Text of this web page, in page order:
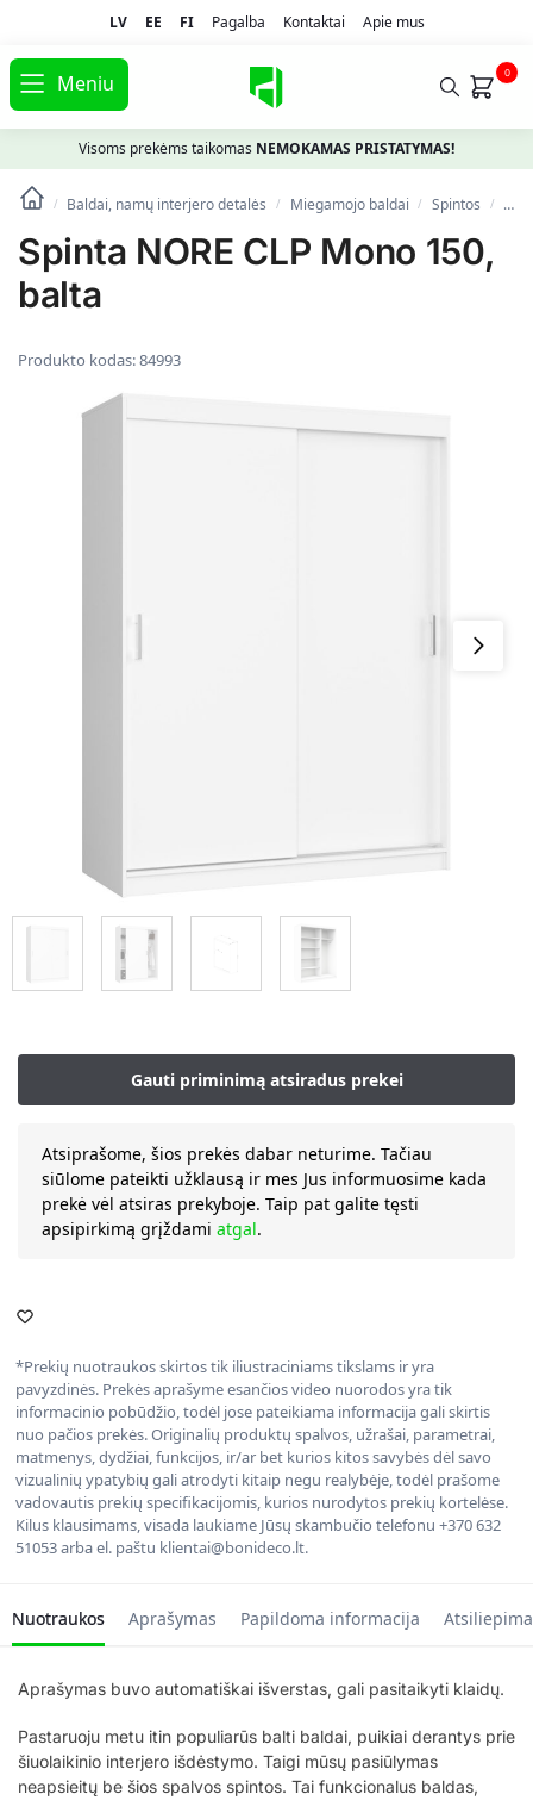
LV EE FI Pagalba Kontaktai Apie mus
Meniu 0
Visoms prekėms taikomas NEMOKAMAS PRISTATYMAS!
/ Baldai, namų interjero detalės / Miegamojo baldai / Spintos /
Spinta NORE CLP Mono 150,
balta
Produkto kodas:84993
Atsiprašome, šios prekės dabar neturime. Tačiau
siūlome pateikti užklausą ir mes Jus informuosime kada
prekė vėl atsiras prekyboje. Taip pat galite tęsti
apsipirkimą grįždami atgal.
*Prekių nuotraukos skirtos tik iliustraciniams tikslams ir yra
pavyzdinės. Prekės aprašyme esančios video nuorodos yra tik
informacinio pobūdžio, todėl jose pateikiama informacija gali skirtis
nuo pačios prekės. Originalių produktų spalvos, užrašai, parametrai,
matmenys, dydžiai, funkcijos, ir/ar bet kurios kitos savybės dėl savo
vizualinių ypatybių gali atrodyti kitaip negu realybėje, todėl prašome
vadovautis prekių specifikacijomis, kurios nurodytos prekių kortelėse.
Kilus klausimams, visada laukiame Jūsų skambučio telefonu +370 632
51053 arba el. paštu klientai@bonideco.lt.
Nuotraukos Aprašymas Papildoma informacija
Aprašymas buvo automatiškai išverstas, gali pasitaikyti klaidų.
Pastaruoju metu itin populiarūs balti baldai, puikiai derantys prie
šiuolaikinio interjero išdėstymo. Taigi mūsų pasiūlymas
neapsieitų be šios spalvos spintos. Tai funkcionalus baldas,